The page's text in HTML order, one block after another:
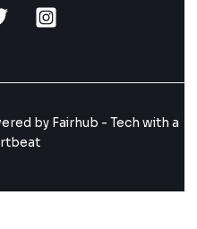
by Fairhub - Tech with a